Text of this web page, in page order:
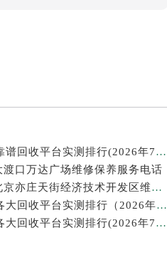
广州劳力士回收价格查询及靠谱回收平台实测排行(2026年7月最新)
口万达广场维修保养服务电话
2026年7月最新劳力士龙湖北京亦庄天街经济技术开发区维修保养服务电话
苏州劳力士回收价格查询与各大回收平台实测排行（2026年7月最新数据）
广州劳力士回收价格查询和各大回收平台实测排行(2026年7月最新数据)